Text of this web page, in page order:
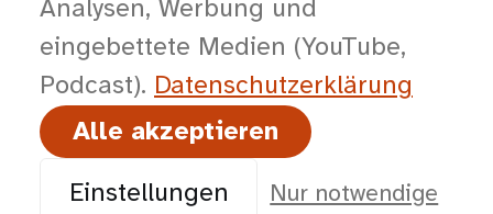
© 2026 viSales GmbH · Bochum · Gespräche kürzer, Entscheidungen klarer,
Abschlüsse planbarer.
Impressum Datenschutz
Analysen, Werbung und
eingebettete Medien (YouTube,
Podcast). Datenschutz­erklärung
Alle akzeptieren
Einstellungen Nur notwendige